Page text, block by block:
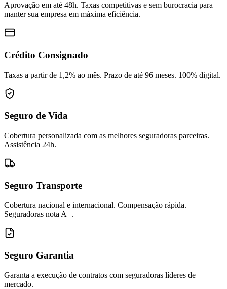
Aprovação em até 48h. Taxas competitivas e sem burocracia para
manter sua empresa em máxima eficiência.
Crédito Consignado
Taxas a partir de 1,2% ao mês. Prazo de até 96 meses. 100% digital.
Seguro de Vida
Cobertura personalizada com as melhores seguradoras parceiras.
Assistência 24h.
Seguro Transporte
Cobertura nacional e internacional. Compensação rápida.
Seguradoras nota A+.
Seguro Garantia
Garanta a execução de contratos com seguradoras líderes de
mercado.